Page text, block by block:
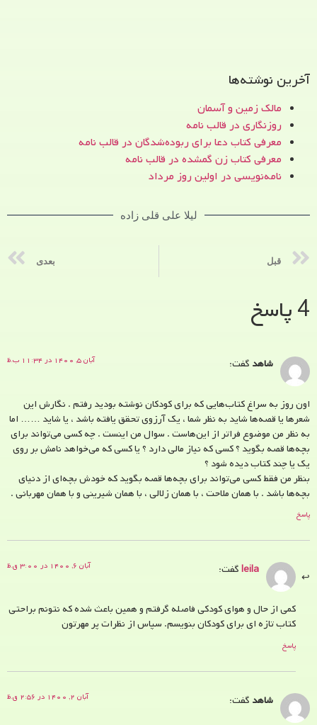
آخرین نوشته‌ها
مالک زمین و آسمان
روزنگاری در قالب نامه
معرفی کتاب دعا برای ربوده‌شدگان در قالب نامه
معرفی کتاب زن‌ گمشده در قالب نامه
نامه‌نویسی در اولین روز مرداد
لیلا علی قلی زاده
قبل بعدی
4 پاسخ
شاهد گفت: آبان ۵, ۱۴۰۰ در ۱۱:۳۴ ب.ظ
اون روز به سراغ کتاب‌هایی که برای کودکان نوشته بودید رفتم . نگارش این
شعرها یا قصه‌ها شاید به نظر شما ، یک آرزوی تحقق یافته باشد ، یا شاید …… اما
به نظر من موضوع فراتر از این‌هاست . سوال من اینست . چه کسی می‌تواند برای
بچه‌ها قصه بگوید ؟ کسی که نیاز مالی دارد ؟ یا کسی که می‌خواهد نامش بر روی
یک یا چند کتاب دیده شود ؟
بنظر من فقط کسی می‌تواند برای بچه‌ها قصه بگوید که خودش بچه‌ای از دنیای
بچه‌ها باشد . با همان ملاحت ، با همان زلالی ، با همان شیرینی و با همان مهربانی .
پاسخ
leilaگفت: آبان ۶, ۱۴۰۰ در ۳:۰۰ ق.ظ
کمی از حال و هوای کودکی فاصله گرفتم و همین باعث شده که نتونم براحتی
کتاب تازه ای برای کودکان بنویسم. سپاس از نظرات پر مهرتون
پاسخ
شاهد گفت: آبان ۲, ۱۴۰۰ در ۲:۵۶ ق.ظ